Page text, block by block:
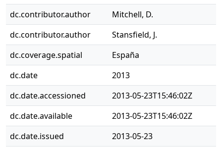
dc.contributor.author
Mitchell, D.
dc.contributor.author
Stansfield, J.
dc.coverage.spatial
España
dc.date
2013
dc.date.accessioned
2013-05-23T15:46:02Z
dc.date.available
2013-05-23T15:46:02Z
dc.date.issued
2013-05-23